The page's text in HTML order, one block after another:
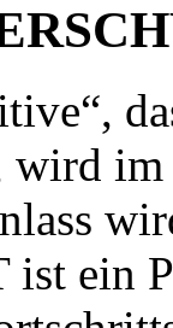
wird
ist ein